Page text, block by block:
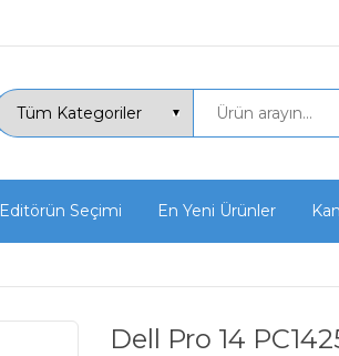
Editörün Seçimi En Yeni Ürünler
Dell Pro 14